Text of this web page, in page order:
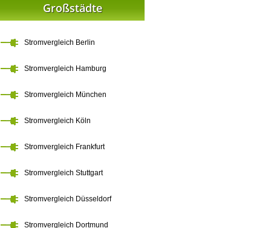
Großstädte
Stromvergleich Berlin
Stromvergleich Hamburg
Stromvergleich München
Stromvergleich Köln
Stromvergleich Frankfurt
Stromvergleich Stuttgart
Stromvergleich Düsseldorf
Stromvergleich Dortmund